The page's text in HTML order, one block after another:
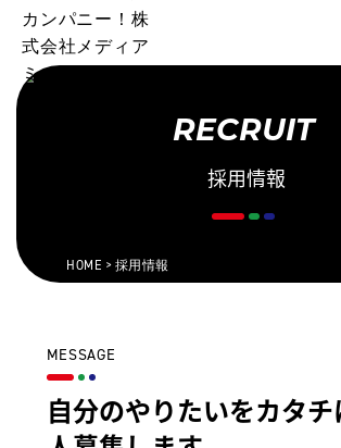
RECRUIT
採用情報
HOME 採用情報
MESSAGE
自分のやりたいをカタ